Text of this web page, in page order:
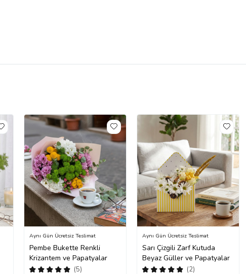
Pembe Bukette Renkli
Krizantem ve Papatyalar
(5)
Aynı Gün Ücretsiz Teslimat
Sarı Çizgili Zarf Kutuda
Beyaz Güller ve Papatyalar
(2)
Aynı Gün Ücretsiz Teslimat